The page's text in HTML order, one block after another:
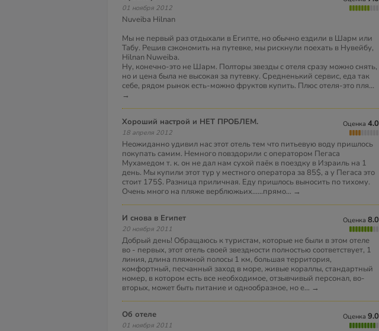
01 ноября 2012
Nuveiba Hilnan
Мы не первый раз отдыхали в Египте, но обычно ездили в Шарм или
Табу. Решив сэкономить на путевке, мы рискнули поехать в Нувейбу,
Hilnan Nuweiba.
Ну, конечно-это не Шарм. Полторы звезды с отеля сразу можно снять,
но и цена была не высокая за путевку. Средненький сервис, еда так
себе, рядом рынок есть-можно фруктов купить. Плюс отеля-это пля...
→
Хороший настрой и НЕТ ПРОБЛЕМ.
18 апреля 2012
Оценка
4.0
Неожиданно удивил нас этот отель тем что питьевую воду пришлось
покупать самим. Немного повздорили с оператором Пегаса
Мухамедом т. к. он не дал нам сухой паёк в поездку в Израиль на 1
день. Мы купили этот тур у местного оператора за 85$, а у Пегаса это
стоит 175$. Разница приличная. Еду пришлось выносить по тихому.
Очень много на пляже верблюжьих......прямо... →
И снова в Египет
20 ноября 2011
Оценка
8.0
Добрый день! Обращаюсь к туристам, которые не были в этом отеле
во - первых, этот отель своей звездности полностью соответствует, 1
линия, длина пляжной полосы 1 км, большая территория,
комфортный, песчанный заход в море, живые кораллы, стандартный
номер, в котором есть все необходимое, отзывчивый персонал, во-
вторых, может быть питание и однообразное, но е... →
Об отеле
01 ноября 2011
Оценка
9.0